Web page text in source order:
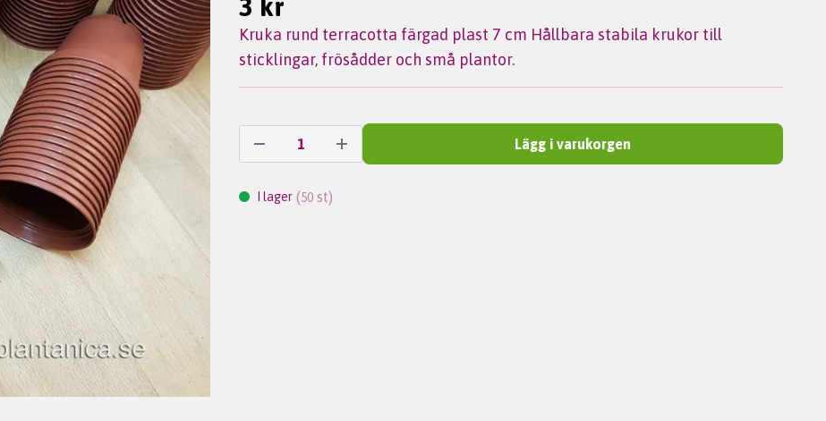
3 kr
Kruka rund terracotta färgad plast 7 cm Hållbara stabila krukor till
sticklingar, frösådder och små plantor.
Lägg i varukorgen
I lager (50 st)